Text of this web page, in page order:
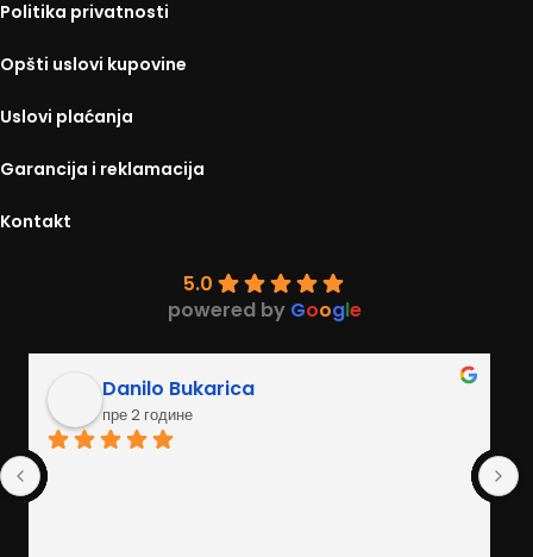
Politika privatnosti
Opšti uslovi kupovine
Uslovi plaćanja
Garancija i reklamacija
Kontakt
5.0
powered by Google
Danilo Bukarica
пре 2 године